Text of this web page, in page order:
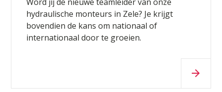
hydraulische monteurs in Zele? Je krijgt
bovendien de kans om nationaal of
internationaal door te groeien.